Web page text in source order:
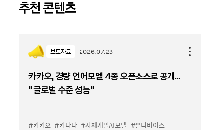
추천 콘텐츠
보도자료 2026.07.28
카카오, 경량 언어모델 4종 오픈소스로 공개...
“글로벌 수준 성능”
#카카오 #카나나 #자체개발AI모델 #온디바이스